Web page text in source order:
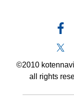
©2010
all rights